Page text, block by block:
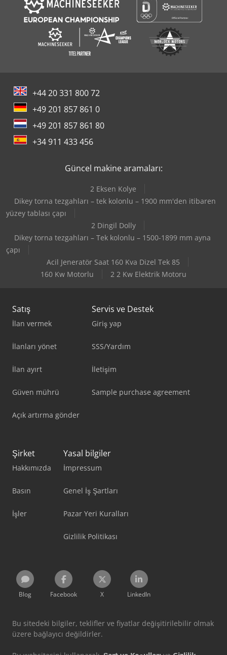
+44 20 331 800 72
+49 201 857 861 0
+49 201 857 861 80
+34 911 433 456
Güncel makine aramaları:
2 Eksen Kolye
Dikey torna tezgahları – tek kolonlu – 1900 mm'den itibaren
yüzey tablası çapı
2 Dingil Dolly
Dikey torna tezgahları – Tek kolonlu – 1500-1899 mm ayna
çapı
Acil Jeneratör Saat 160 Kva Dizel Tek 85
160 Kw Motorlu
2 2 Kw Elektrik Motoru
Satış
İlan vermek
İlanları yönet
İlan ayırt
Güven mührü
Açık artırma gönder
Servis ve Destek
Giriş yap
SSS/Yardım
İletişim
Sample purchase agreement
Şirket
Hakkımızda
Basın
İşler
Yasal bilgiler
İmpressum
Genel İş Şartları
Pazar Yeri Kuralları
Gizlilik Politikası
Blog Facebook X LinkedIn
Bu sitedeki bilgiler, teklifler ve fiyatlar değişitirilebilir olmak
üzere bağlayıcı değildirler.